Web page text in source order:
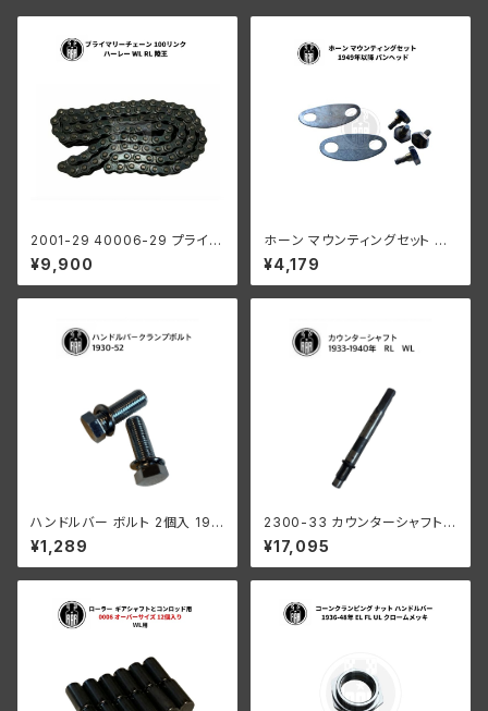
2001-29 40006-29 プライマ
リーチェーン 100リンク ハーレ
ーダビッドソン 1929-52年 DL
WL RL 陸王
¥9,900
ホーン マウンティングセット ハ
ーレーダビッドソン 1949年以
降 パンヘッド
¥4,179
ハンドルバー ボルト 2個入 193
0-52年 亜鉛
¥1,289
2300-33 カウンターシャフト 1
933-1940年 RL/WL/G
¥17,095